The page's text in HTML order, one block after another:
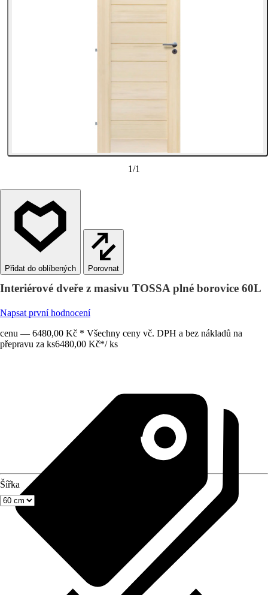
1/1
Porovnat
Interiérové dveře z masivu TOSSA plné borovice 60L
Napsat první hodnocení
cenu — 6480,00 Kč * Všechny ceny vč. DPH a bez nákladů na
přepravu za ks6480,00 Kč*/ ks
Šířka